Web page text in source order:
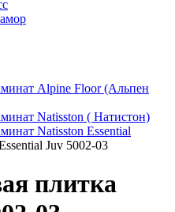
Alpine Floor (Альпен
Natisston ( Натистон)
Natisston Essential
Juv 5002-03
плитка